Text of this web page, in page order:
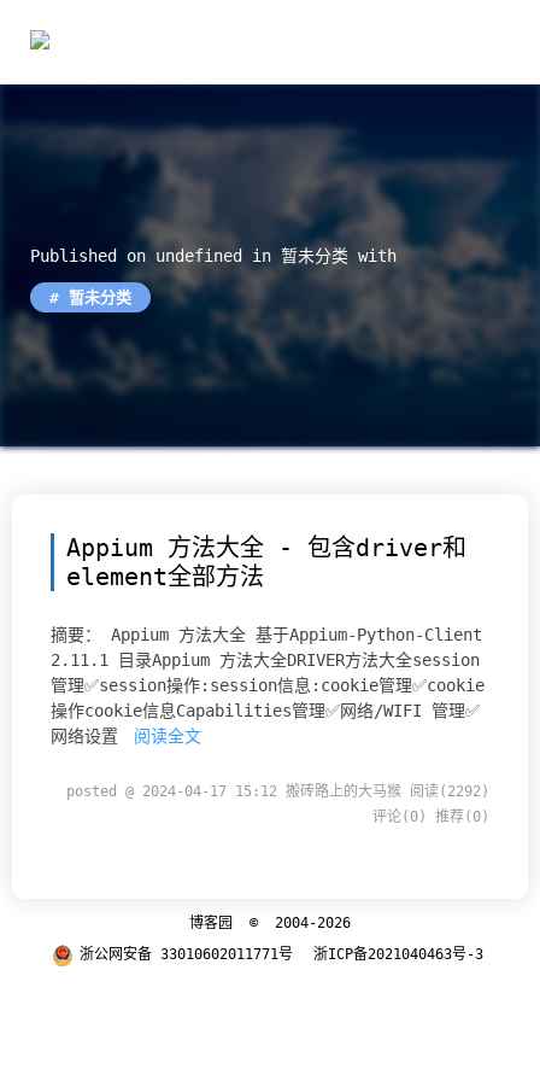
Published on undefined in 暂未分类 with
暂未分类
Appium 方法大全 - 包含driver和
element全部方法
摘要： Appium 方法大全 基于Appium-Python-Client
2.11.1 目录Appium 方法大全DRIVER方法大全session
管理✅session操作:session信息:cookie管理✅cookie
操作cookie信息Capabilities管理✅网络/WIFI 管理✅
网络设置
阅读全文
posted @ 2024-04-17 15:12 搬砖路上的大马猴 阅读(2292)
评论(0)
推荐(0)
博客园
© 2004-2026
浙公网安备 33010602011771号
浙ICP备2021040463号-3